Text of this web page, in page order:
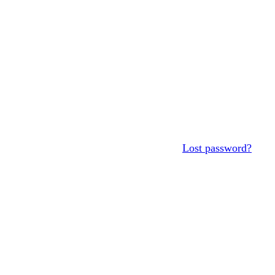
Lost password?